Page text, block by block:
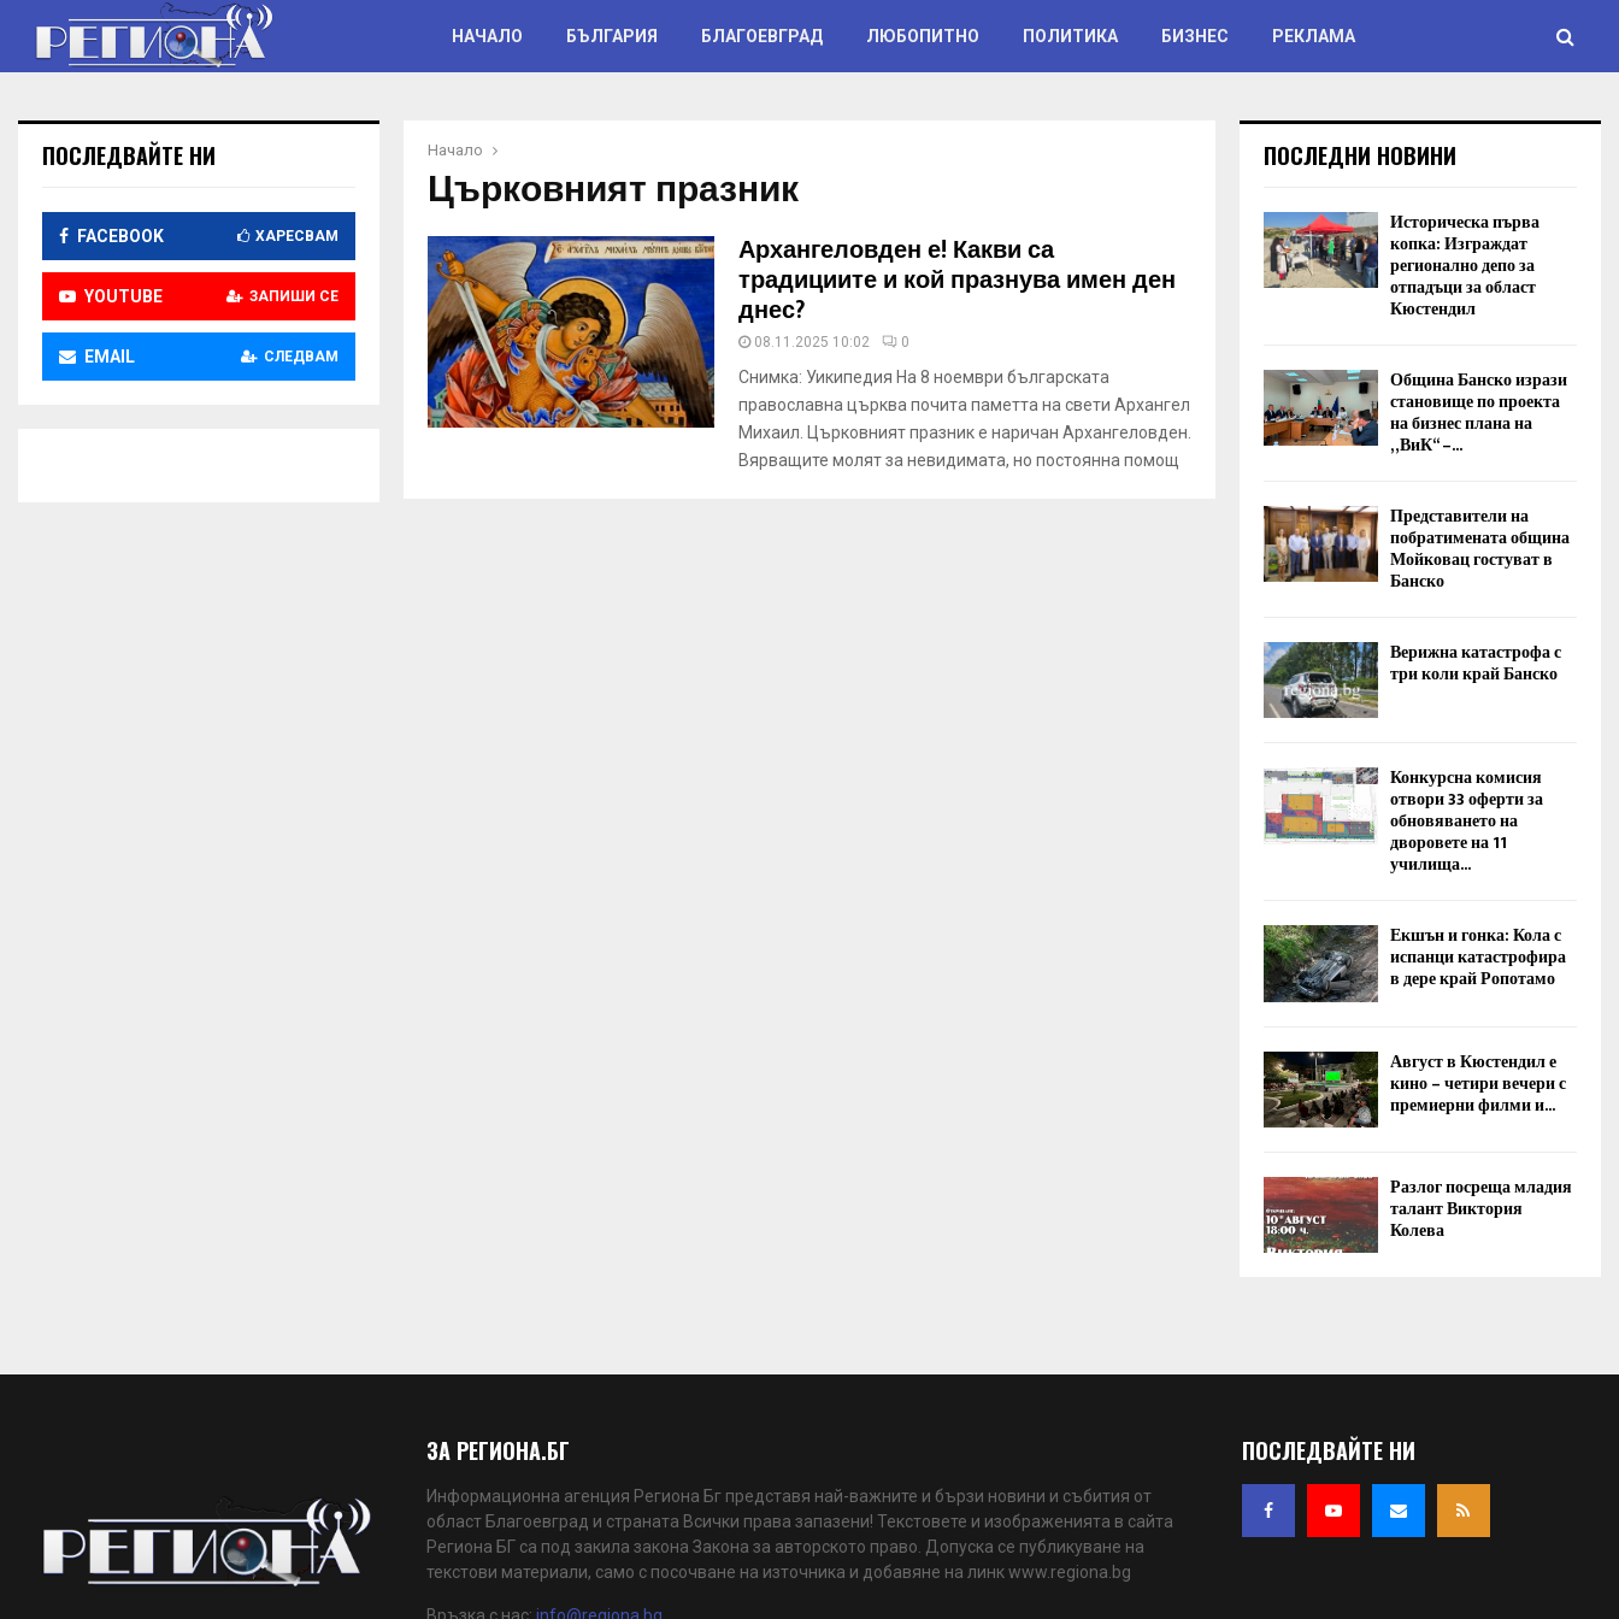
НАЧАЛО БЪЛГАРИЯ БЛАГОЕВГРАД ЛЮБОПИТНО ПОЛИТИКА БИЗНЕС РЕКЛАМА
Начало
Църковният празник
Архангеловден е! Какви са
традициите и кой празнува имен ден
днес?
08.11.2025 10:02 0
Снимка: Уикипедия На 8 ноември българската
православна църква почита паметта на свети Архангел
Михаил. Църковният празник е наричан Архангеловден.
Вярващите молят за невидимата, но постоянна помощ
ПОСЛЕДВАЙТЕ НИ
FACEBOOK ХАРЕСВАМ
YOUTUBE ЗАПИШИ СЕ
EMAIL СЛЕДВАМ
ПОСЛЕДНИ НОВИНИ
Историческа първа
копка: Изграждат
регионално депо за
отпадъци за област
Кюстендил
Община Банско изрази
становище по проекта
на бизнес плана на
„ВиК“ –...
Представители на
побратимената община
Мойковац гостуват в
Банско
Верижна катастрофа с
три коли край Банско
Конкурсна комисия
отвори 33 оферти за
обновяването на
дворовете на 11
училища...
Екшън и гонка: Кола с
испанци катастрофира
в дере край Ропотамо
Август в Кюстендил е
кино – четири вечери с
премиерни филми и...
Разлог посреща младия
талант Виктория
Колева
ЗА РЕГИОНА.БГ
Информационна агенция Региона Бг представя най-важните и бързи новини и събития от
област Благоевград и страната Всички права запазени! Текстовете и изображенията в сайта
Региона БГ са под закила закона Закона за авторското право. Допуска се публикуване на
текстови материали, само с посочване на източника и добавяне на линк www.regiona.bg
ПОСЛЕДВАЙТЕ НИ